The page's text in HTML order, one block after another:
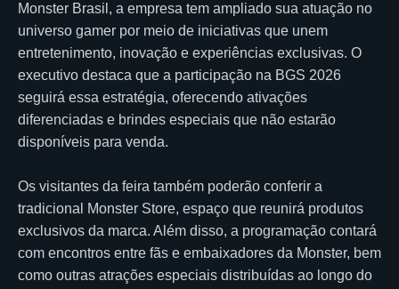
Monster Brasil, a empresa tem ampliado sua atuação no
universo gamer por meio de iniciativas que unem
entretenimento, inovação e experiências exclusivas. O
executivo destaca que a participação na BGS 2026
seguirá essa estratégia, oferecendo ativações
diferenciadas e brindes especiais que não estarão
disponíveis para venda.
Os visitantes da feira também poderão conferir a
tradicional Monster Store, espaço que reunirá produtos
exclusivos da marca. Além disso, a programação contará
com encontros entre fãs e embaixadores da Monster, bem
como outras atrações especiais distribuídas ao longo do